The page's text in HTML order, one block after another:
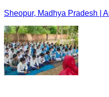
Sheopur, Madhya Pradesh |